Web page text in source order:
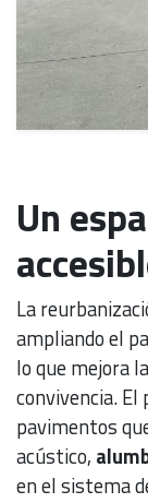
Un
La
ampliando el
lo que mejora
convivencia.
pavimentos
acústico,
en el sistema